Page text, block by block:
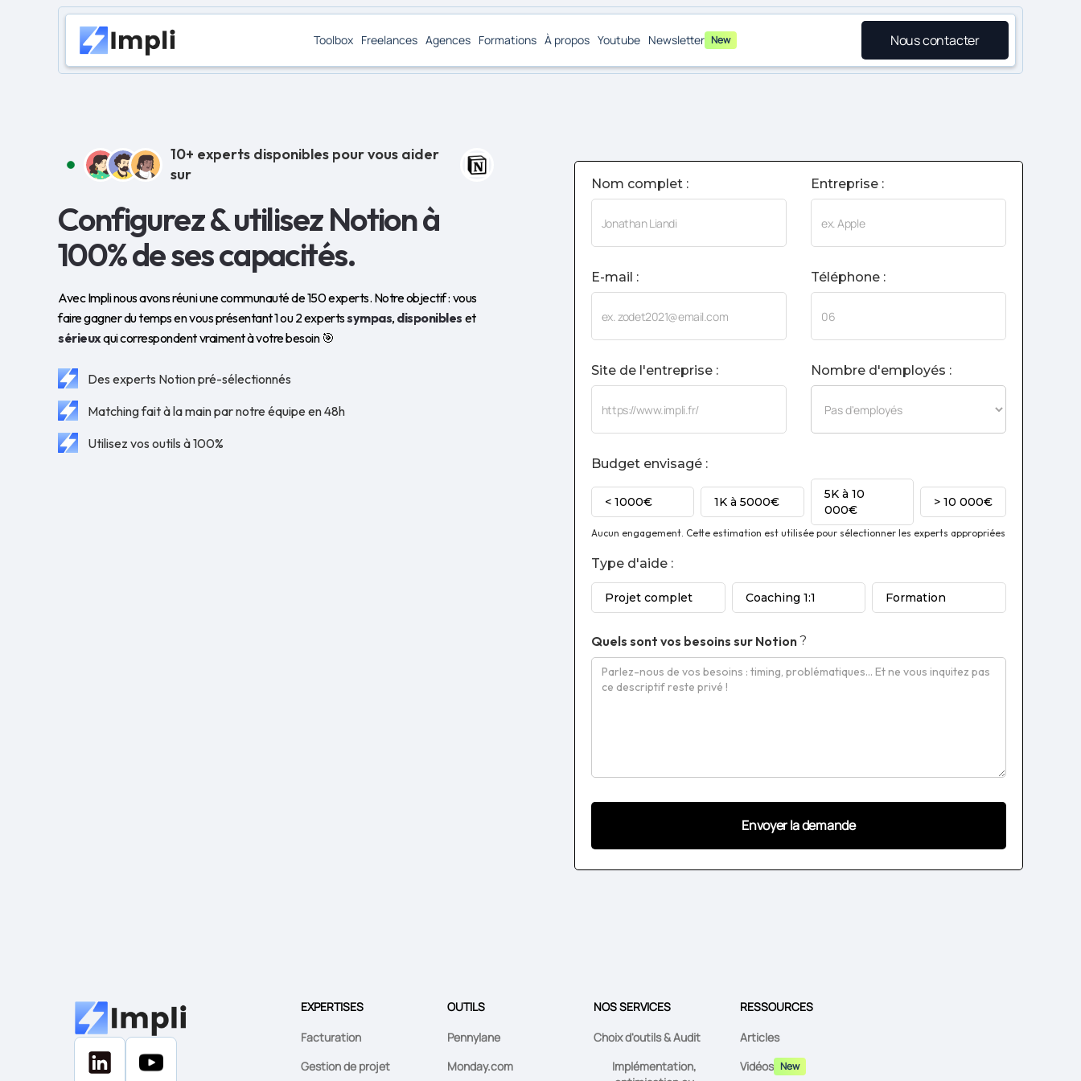
Toolbox Freelances Agences Formations À propos Youtube Newsletter New Nous contacter
10+ experts disponibles pour vous aider
sur
Configurez & utilisez Notion à
100% de ses capacités.
Avec Impli nous avons réuni une communauté de 150 experts. Notre objectif : vous
faire gagner du temps en vous présentant 1 ou 2 expertssympas, disponibles et
sérieuxqui correspondent vraiment à votre besoin 🎯
Des experts Notion pré-sélectionnés
Matching fait à la main par notre équipe en 48h
Utilisez vos outils à 100%
Nom complet : Entreprise :
E-mail : Téléphone :
Site de l'entreprise : Nombre d'employés :
Budget envisagé :
< 1000€ 1K à 5000€
5K à 10
000€
> 10 000€
Aucun engagement. Cette estimation est utilisée pour sélectionner les experts appropriées
Type d'aide :
Projet complet Coaching 1:1 Formation
Quels sont vos besoins sur Notion?
EXPERTISES
Facturation
Gestion de projet
OUTILS
Pennylane
Monday.com
NOS SERVICES
Choix d'outils & Audit
Implémentation,
RESSOURCES
Articles
Vidéos New